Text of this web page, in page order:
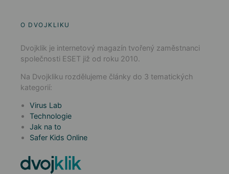
O DVOJKLIKU
Dvojklik je internetový magazín tvořený zaměstnanci
společnosti ESET již od roku 2010.
Na Dvojkliku rozdělujeme články do 3 tematických
kategorií:
Virus Lab
Technologie
Jak na to
Safer Kids Online